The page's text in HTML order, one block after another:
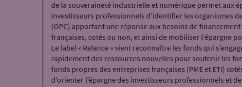
de la souveraineté industrielle et numérique permet aux
investisseurs professionnels d’identifier les organismes
(OPC) apportant une réponse aux besoins de
françaises, cotés ou non, et ainsi de mobiliser l’épargne
Le label « Relance » vient reconnaître les fonds qui
rapidement des ressources nouvelles pour soutenir les
fonds propres des entreprises françaises (PME et ETI)
d’orienter l’épargne des investisseurs professionnels et